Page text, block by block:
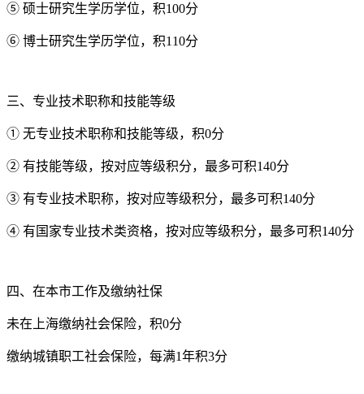
⑤ 硕士研究生学历学位，积100分
⑥ 博士研究生学历学位，积110分
三、专业技术职称和技能等级
① 无专业技术职称和技能等级，积0分
② 有技能等级，按对应等级积分，最多可积140分
③ 有专业技术职称，按对应等级积分，最多可积140分
④ 有国家专业技术类资格，按对应等级积分，最多可积140分
四、在本市工作及缴纳社保
未在上海缴纳社会保险，积0分
缴纳城镇职工社会保险，每满1年积3分